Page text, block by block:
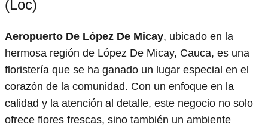
(Loc)
Aeropuerto De López De Micay, ubicado en la
hermosa región de López De Micay, Cauca, es una
floristería que se ha ganado un lugar especial en el
corazón de la comunidad. Con un enfoque en la
calidad y la atención al detalle, este negocio no solo
ofrece flores frescas, sino también un ambiente